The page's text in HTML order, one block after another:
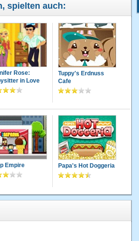
spielten auch:
Rose:
in Love
Tuppy's Erdnuss
Cafe
Empire Papa's Hot Doggeria